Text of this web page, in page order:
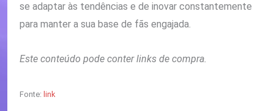
se adaptar às tendências e de inovar constantemente
para manter a sua base de fãs engajada.
Este conteúdo pode conter links de compra.
Fonte: link